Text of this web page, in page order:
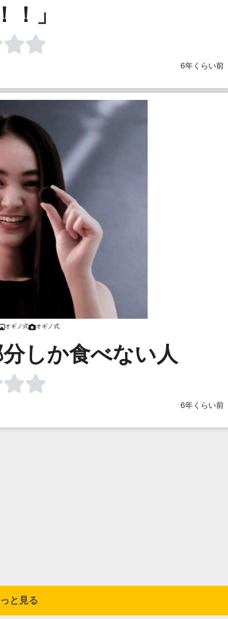
！」
6年くらい前
オギノ式 オギノ式
しか食べない人
6年くらい前
と見る